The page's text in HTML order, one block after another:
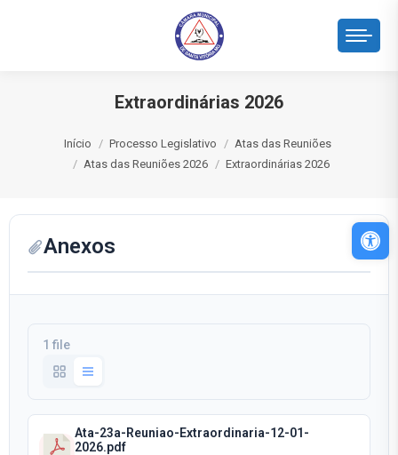
Extraordinárias 2026
Início Processo Legislativo
Atas das Reuniões
Atas das Reuniões 2026
Extraordinárias 2026
Anexos
1 file
Ata-23a-Reuniao-Extraordinaria-12-01-
2026.pdf